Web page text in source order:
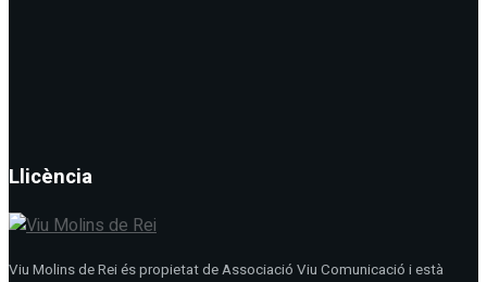
Llicència
Viu Molins de Rei és propietat de Associació Viu Comunicació i està